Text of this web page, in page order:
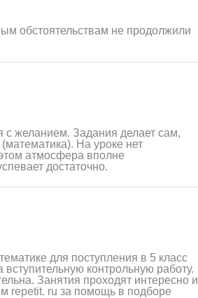
обстоятельствам не продолжили
с желанием. Задания делает сам,
На уроке нет
атмосфера вполне
достаточно.
для поступления в 5 класс
контрольную работу.
Занятия проходят интересно и
repetit. ru за помощь в подборе